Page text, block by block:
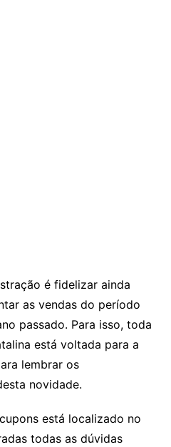
é fidelizar ainda
as vendas do período
passado. Para isso, toda
está voltada para a
lembrar os
novidade.
está localizado no
todas as dúvidas